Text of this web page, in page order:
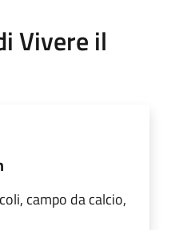
Vivere il
campo da calcio,